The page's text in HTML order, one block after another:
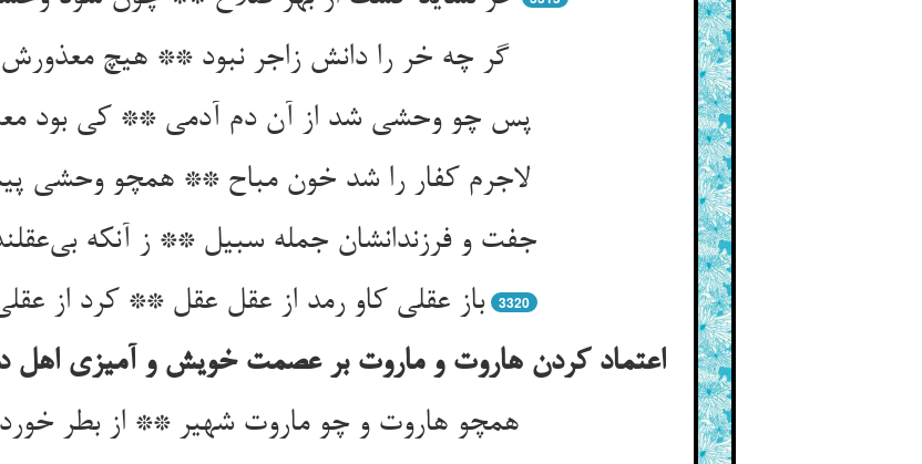
گر چه خر را دانش زاجر نبود ** هیچ معذورش
پس چو وحشی شد از آن دم آدمی ** کی بود معذور ای یار سمی‌‌
باز عقلی کاو رمد از عقل عقل ** کرد از عقلی به حیوانات نقل‌‌
3320
اعتماد کردن هاروت و ماروت بر عصمت خویش و آمیزی اهل دنیا خواستن و در فتنه افتادن‌‌
همچو هاروت و چو ماروت شهیر ** از بطر